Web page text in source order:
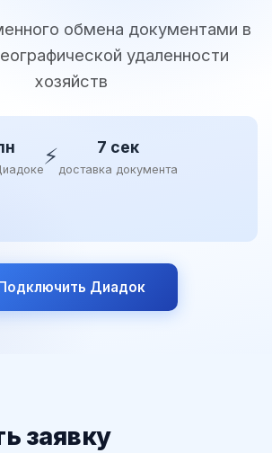
обмена документами в
удаленности
хозяйств
⚡ 7 сек
доставка документа
Диадок
заявку